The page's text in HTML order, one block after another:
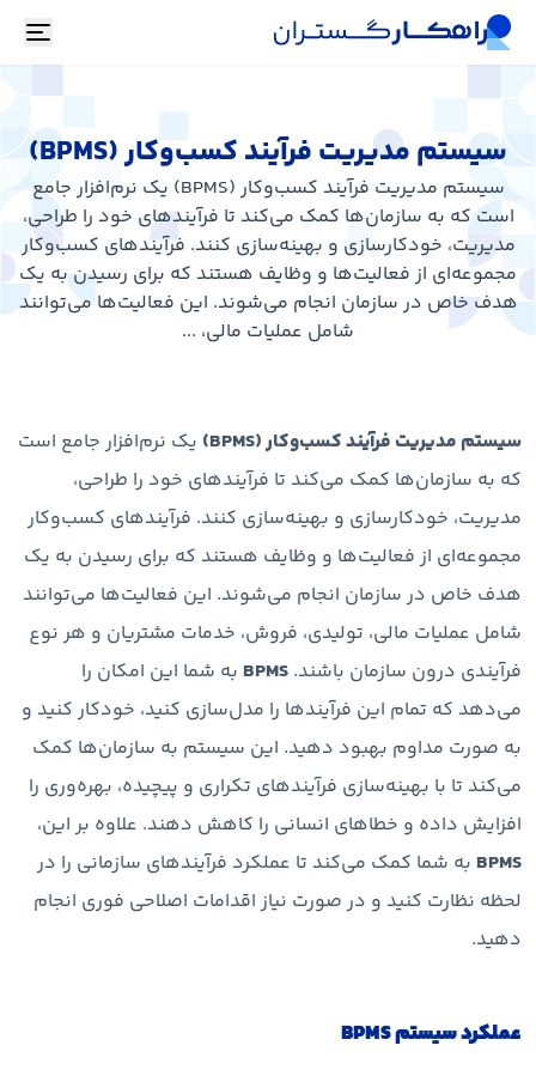
سیستم مدیریت فرآیند کسب‌وکار (BPMS)
سیستم مدیریت فرآیند کسب‌وکار (BPMS) یک نرم‌افزار جامع
است که به سازمان‌ها کمک می‌کند تا فرآیندهای خود را طراحی،
مدیریت، خودکارسازی و بهینه‌سازی کنند. فرآیندهای کسب‌وکار
مجموعه‌ای از فعالیت‌ها و وظایف هستند که برای رسیدن به یک
هدف خاص در سازمان انجام می‌شوند. این فعالیت‌ها می‌توانند
شامل عملیات مالی، ...
سیستم مدیریت فرآیند کسب‌وکار (BPMS)
یک نرم‌افزار جامع است
که به سازمان‌ها کمک می‌کند تا فرآیندهای خود را طراحی،
مدیریت، خودکارسازی و بهینه‌سازی کنند. فرآیندهای کسب‌وکار
مجموعه‌ای از فعالیت‌ها و وظایف هستند که برای رسیدن به یک
هدف خاص در سازمان انجام می‌شوند. این فعالیت‌ها می‌توانند
شامل عملیات مالی، تولیدی، فروش، خدمات مشتریان و هر نوع
فرآیندی درون سازمان باشند. BPMS به شما این امکان را
می‌دهد که تمام این فرآیندها را مدل‌سازی کنید، خودکار کنید و
به صورت مداوم بهبود دهید. این سیستم به سازمان‌ها کمک
می‌کند تا با بهینه‌سازی فرآیندهای تکراری و پیچیده، بهره‌وری را
افزایش داده و خطاهای انسانی را کاهش دهند. علاوه بر این،
BPMS به شما کمک می‌کند تا عملکرد فرآیندهای سازمانی را در
لحظه نظارت کنید و در صورت نیاز اقدامات اصلاحی فوری انجام
دهید.
عملکرد سیستم